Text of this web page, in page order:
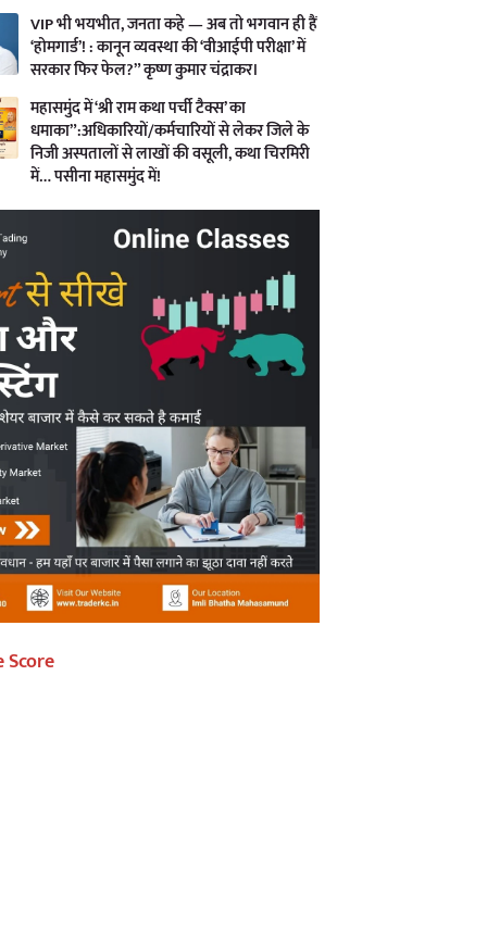
VIP भी भयभीत, जनता कहे — अब तो भगवान ही हैं
‘होमगार्ड’! : कानून व्यवस्था की ‘वीआईपी परीक्षा’ में
सरकार फिर फेल?” कृष्ण कुमार चंद्राकर।
महासमुंद में ‘श्री राम कथा पर्ची टैक्स’ का
धमाका”:अधिकारियों/कर्मचारियों से लेकर जिले के
निजी अस्पतालों से लाखों की वसूली, कथा चिरमिरी
में… पसीना महासमुंद में!
Score